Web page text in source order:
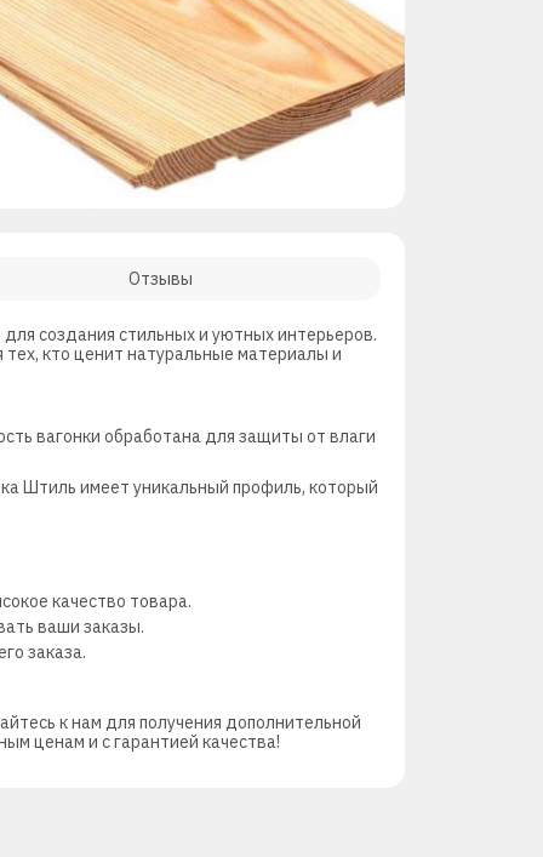
Отзывы
создания стильных и уютных интерьеров.
кто ценит натуральные материалы и
вагонки обработана для защиты от влаги
Штиль имеет уникальный профиль, который
качество товара.
ваши заказы.
заказа.
к нам для получения дополнительной
ценам и с гарантией качества!